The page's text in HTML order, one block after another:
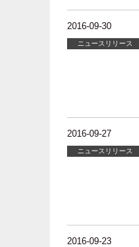
2016-09-30
ニュースリリース
2016-09-27
ニュースリリース
2016-09-23